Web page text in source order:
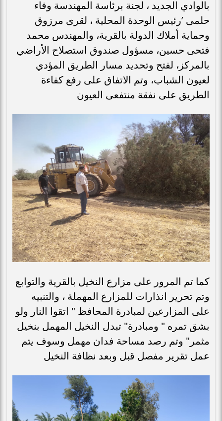
بالوادي الجديد ، لجنة برئاسة المهندسة وفاء
حلمى ’رئيس الوحدة المحلية ، لقرى مرزوق
وحماية أملاك الدولة بالقرية، والمهندس محمد
فتحى حسين، مسؤول صندوق استصلاح الأراضي
بالمركز، لفتح وتحديد مسار الطريق المؤدي
لعيون الشباب، وتم الاتفاق على رفع كفاءة
الطريق على نفقة منتفعى العيون
كما تم المرور على مزارع النخيل بالقرية والتوابع
وتم تحرير انذارات للمزارع المهملة ، والتنبيه
على المزارعين لمبادرة المحافظ " اتقوا النار ولو
بشق تمره " ومبادرة" تبدل النخيل المهمل بنخيل
مثمر" وتم رصد مساحة فدان مهمل وسوف يتم
عمل تقرير مفصل قبل وبعد نظافة النخيل